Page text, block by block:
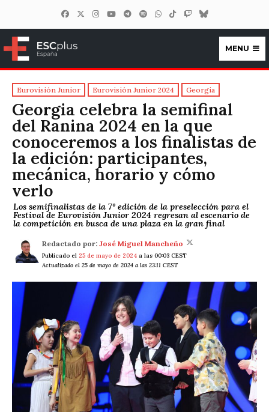
ESCplus España
MENU
Eurovisión Junior Eurovisión Junior 2024 Georgia
Georgia celebra la semifinal
del Ranina 2024 en la que
conoceremos a los finalistas de
la edición: participantes,
mecánica, horario y cómo
verlo
Los semifinalistas de la 7º edición de la preselección para el
Festival de Eurovisión Junior 2024 regresan al escenario de
la competición en busca de una plaza en la gran final
Redactado por: José Miguel Mancheño
Publicado el 25 de mayo de 2024 a las 00:03 CEST
Actualizado el 25 de mayo de 2024 a las 23:11 CEST